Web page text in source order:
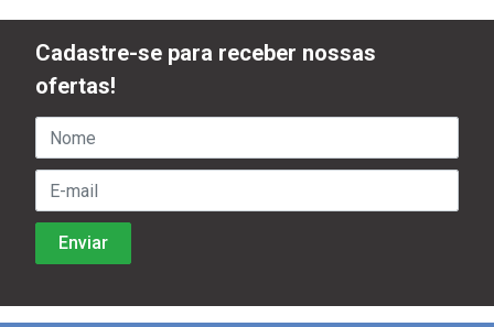
Cadastre-se para receber nossas
ofertas!